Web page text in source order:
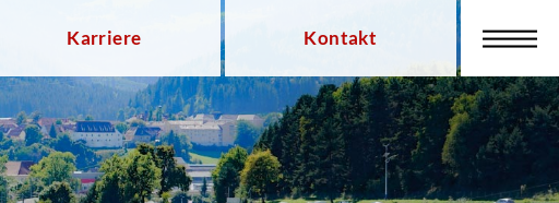
Karriere Kontakt